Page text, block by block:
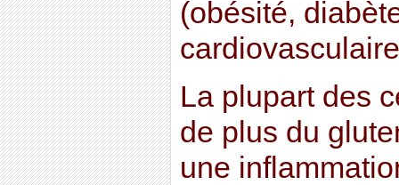
(obésité,
La plupart des
de plus du
une